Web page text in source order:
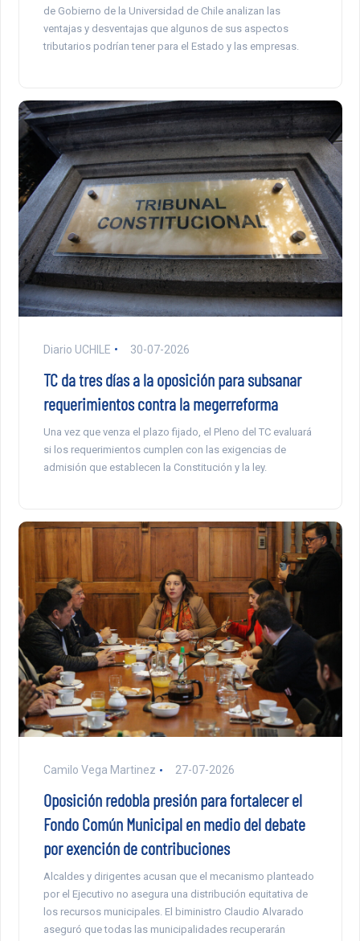
de Gobierno de la Universidad de Chile analizan las
ventajas y desventajas que algunos de sus aspectos
tributarios podrían tener para el Estado y las empresas.
Diario UCHILE 30-07-2026
TC da tres días a la oposición para subsanar
requerimientos contra la megerreforma
Una vez que venza el plazo fijado, el Pleno del TC evaluará
si los requerimientos cumplen con las exigencias de
admisión que establecen la Constitución y la ley.
Camilo Vega Martinez 27-07-2026
Oposición redobla presión para fortalecer el
Fondo Común Municipal en medio del debate
por exención de contribuciones
Alcaldes y dirigentes acusan que el mecanismo planteado
por el Ejecutivo no asegura una distribución equitativa de
los recursos municipales. El biministro Claudio Alvarado
aseguró que todas las municipalidades recuperarán